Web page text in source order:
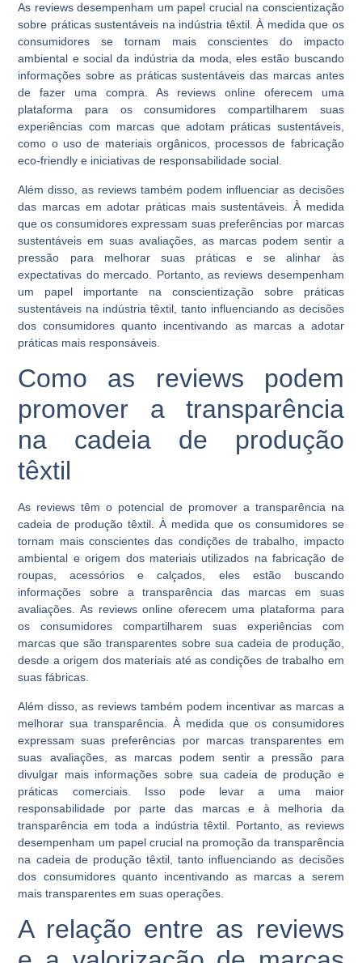
As reviews desempenham um papel crucial na conscientização
sobre práticas sustentáveis na indústria têxtil. À medida que os
consumidores se tornam mais conscientes do impacto
ambiental e social da indústria da moda, eles estão buscando
informações sobre as práticas sustentáveis das marcas antes
de fazer uma compra. As reviews online oferecem uma
plataforma para os consumidores compartilharem suas
experiências com marcas que adotam práticas sustentáveis,
como o uso de materiais orgânicos, processos de fabricação
eco-friendly e iniciativas de responsabilidade social.
Além disso, as reviews também podem influenciar as decisões
das marcas em adotar práticas mais sustentáveis. À medida
que os consumidores expressam suas preferências por marcas
sustentáveis em suas avaliações, as marcas podem sentir a
pressão para melhorar suas práticas e se alinhar às
expectativas do mercado. Portanto, as reviews desempenham
um papel importante na conscientização sobre práticas
sustentáveis na indústria têxtil, tanto influenciando as decisões
dos consumidores quanto incentivando as marcas a adotar
práticas mais responsáveis.
Como as reviews podem
promover a transparência
na cadeia de produção
têxtil
As reviews têm o potencial de promover a transparência na
cadeia de produção têxtil. À medida que os consumidores se
tornam mais conscientes das condições de trabalho, impacto
ambiental e origem dos materiais utilizados na fabricação de
roupas, acessórios e calçados, eles estão buscando
informações sobre a transparência das marcas em suas
avaliações. As reviews online oferecem uma plataforma para
os consumidores compartilharem suas experiências com
marcas que são transparentes sobre sua cadeia de produção,
desde a origem dos materiais até as condições de trabalho em
suas fábricas.
Além disso, as reviews também podem incentivar as marcas a
melhorar sua transparência. À medida que os consumidores
expressam suas preferências por marcas transparentes em
suas avaliações, as marcas podem sentir a pressão para
divulgar mais informações sobre sua cadeia de produção e
práticas comerciais. Isso pode levar a uma maior
responsabilidade por parte das marcas e à melhoria da
transparência em toda a indústria têxtil. Portanto, as reviews
desempenham um papel crucial na promoção da transparência
na cadeia de produção têxtil, tanto influenciando as decisões
dos consumidores quanto incentivando as marcas a serem
mais transparentes em suas operações.
A relação entre as reviews